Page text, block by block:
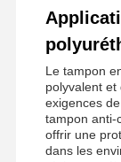
Le tampon
polyvalent
exigences
tampon anti-
offrir une
dans les